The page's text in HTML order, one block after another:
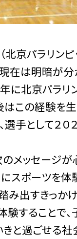
北京パラリン
在は明暗が
年に北京パラ
はこの経験を
選手として２
メッセージ
にスポーツを
み出すきっか
験することで
と過ごせる社